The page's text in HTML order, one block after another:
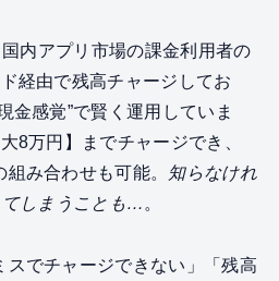
内アプリ市場の課金利用者の
経由で残高チャージしてお
金感覚”で賢く運用していま
8万円】までチャージでき、
み合わせも可能。 知らなけれ
てしまうことも… 。
スでチャージできない」「残高